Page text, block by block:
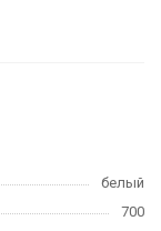
белый
700